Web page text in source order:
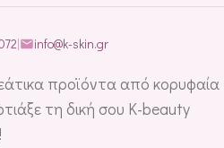
| info@k-skin.gr
προϊόντα από κορυφαία
τη δική σου K-beauty